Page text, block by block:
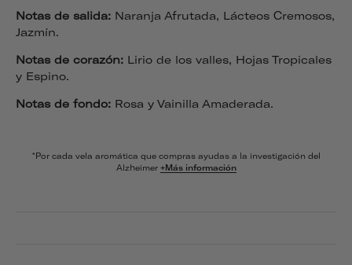
Notas de salida: Naranja Afrutada, Lácteos Cremosos,
Jazmín.
Notas de corazón: Lirio de los valles, Hojas Tropicales
y Espino.
Notas de fondo: Rosa y Vainilla Amaderada.
*Por cada vela aromática que compras ayudas a la investigación del
Alzheimer +Más información